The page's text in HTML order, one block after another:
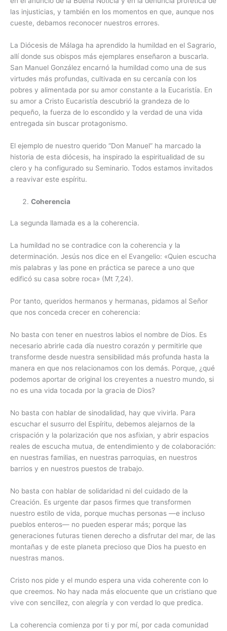
las injusticias, y también en los momentos en que, aunque nos
cueste, debamos reconocer nuestros errores.
La Diócesis de Málaga ha aprendido la humildad en el Sagrario,
allí donde sus obispos más ejemplares enseñaron a buscarla.
San Manuel González encarnó la humildad como una de sus
virtudes más profundas, cultivada en su cercanía con los
pobres y alimentada por su amor constante a la Eucaristía. En
su amor a Cristo Eucaristía descubrió la grandeza de lo
pequeño, la fuerza de lo escondido y la verdad de una vida
entregada sin buscar protagonismo.
El ejemplo de nuestro querido “Don Manuel” ha marcado la
historia de esta diócesis, ha inspirado la espiritualidad de su
clero y ha configurado su Seminario. Todos estamos invitados
a reavivar este espíritu.
Coherencia
La segunda llamada es a la coherencia.
La humildad no se contradice con la coherencia y la
determinación. Jesús nos dice en el Evangelio: «Quien escucha
mis palabras y las pone en práctica se parece a uno que
edificó su casa sobre roca» (Mt 7,24).
Por tanto, queridos hermanos y hermanas, pidamos al Señor
que nos conceda crecer en coherencia:
No basta con tener en nuestros labios el nombre de Dios. Es
necesario abrirle cada día nuestro corazón y permitirle que
transforme desde nuestra sensibilidad más profunda hasta la
manera en que nos relacionamos con los demás. Porque, ¿qué
podemos aportar de original los creyentes a nuestro mundo, si
no es una vida tocada por la gracia de Dios?
No basta con hablar de sinodalidad, hay que vivirla. Para
escuchar el susurro del Espíritu, debemos alejarnos de la
crispación y la polarización que nos asfixian, y abrir espacios
reales de escucha mutua, de entendimiento y de colaboración:
en nuestras familias, en nuestras parroquias, en nuestros
barrios y en nuestros puestos de trabajo.
No basta con hablar de solidaridad ni del cuidado de la
Creación. Es urgente dar pasos firmes que transformen
nuestro estilo de vida, porque muchas personas —e incluso
pueblos enteros— no pueden esperar más; porque las
generaciones futuras tienen derecho a disfrutar del mar, de las
montañas y de este planeta precioso que Dios ha puesto en
nuestras manos.
Cristo nos pide y el mundo espera una vida coherente con lo
que creemos. No hay nada más elocuente que un cristiano que
vive con sencillez, con alegría y con verdad lo que predica.
La coherencia comienza por ti y por mí, por cada comunidad